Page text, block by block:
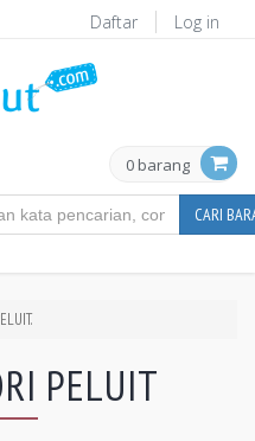
Daftar Log in
0 barang
CARI
PELUIT